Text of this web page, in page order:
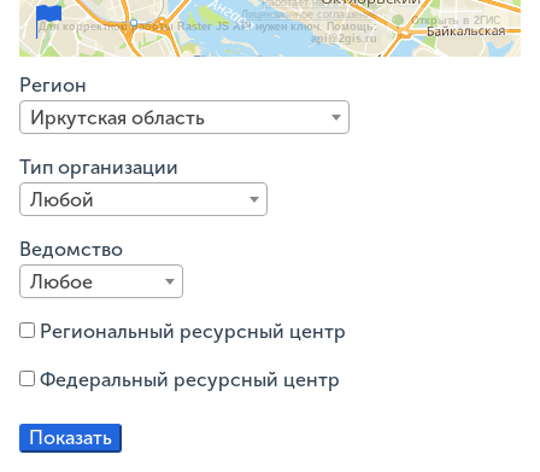
Работает на API 2ГИС
Лицензионное соглашение
Для корректной работы Raster JS API нужен ключ. Помощь:
api@2gis.ru
Открыть в 2ГИС
Регион
Иркутская область
Тип организации
Любой
Ведомство
Любое
Региональный ресурсный центр
Федеральный ресурсный центр